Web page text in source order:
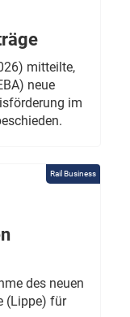
mitteilte,
neue
im
Rail Business
des neuen
(Lippe) für